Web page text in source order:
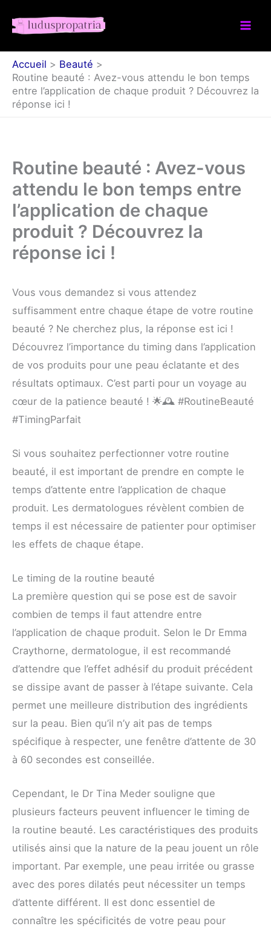
Accueil
Beauté
Routine beauté : Avez-vous attendu le bon temps
entre l’application de chaque produit ? Découvrez la
réponse ici !
Routine beauté : Avez-vous
attendu le bon temps entre
l’application de chaque
produit ? Découvrez la
réponse ici !
Vous vous demandez si vous attendez
suffisamment entre chaque étape de votre routine
beauté ? Ne cherchez plus, la réponse est ici !
Découvrez l’importance du timing dans l’application
de vos produits pour une peau éclatante et des
résultats optimaux. C’est parti pour un voyage au
cœur de la patience beauté ! 🌟🕰️ #RoutineBeauté
#TimingParfait
Si vous souhaitez perfectionner votre routine
beauté, il est important de prendre en compte le
temps d’attente entre l’application de chaque
produit. Les dermatologues révèlent combien de
temps il est nécessaire de patienter pour optimiser
les effets de chaque étape.
Le timing de la routine beauté
La première question qui se pose est de savoir
combien de temps il faut attendre entre
l’application de chaque produit. Selon le Dr Emma
Craythorne, dermatologue, il est recommandé
d’attendre que l’effet adhésif du produit précédent
se dissipe avant de passer à l’étape suivante. Cela
permet une meilleure distribution des ingrédients
sur la peau. Bien qu’il n’y ait pas de temps
spécifique à respecter, une fenêtre d’attente de 30
à 60 secondes est conseillée.
Cependant, le Dr Tina Meder souligne que
plusieurs facteurs peuvent influencer le timing de
la routine beauté. Les caractéristiques des produits
utilisés ainsi que la nature de la peau jouent un rôle
important. Par exemple, une peau irritée ou grasse
avec des pores dilatés peut nécessiter un temps
d’attente différent. Il est donc essentiel de
connaître les spécificités de votre peau pour